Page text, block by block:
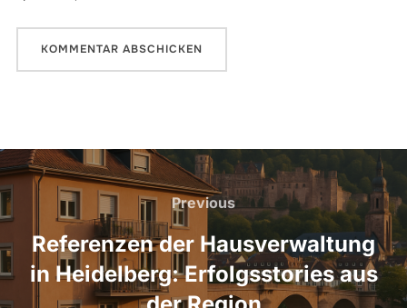
Beitragsnavigation
Previous
Previous
Referenzen der Hausverwaltung
in Heidelberg: Erfolgsstories aus